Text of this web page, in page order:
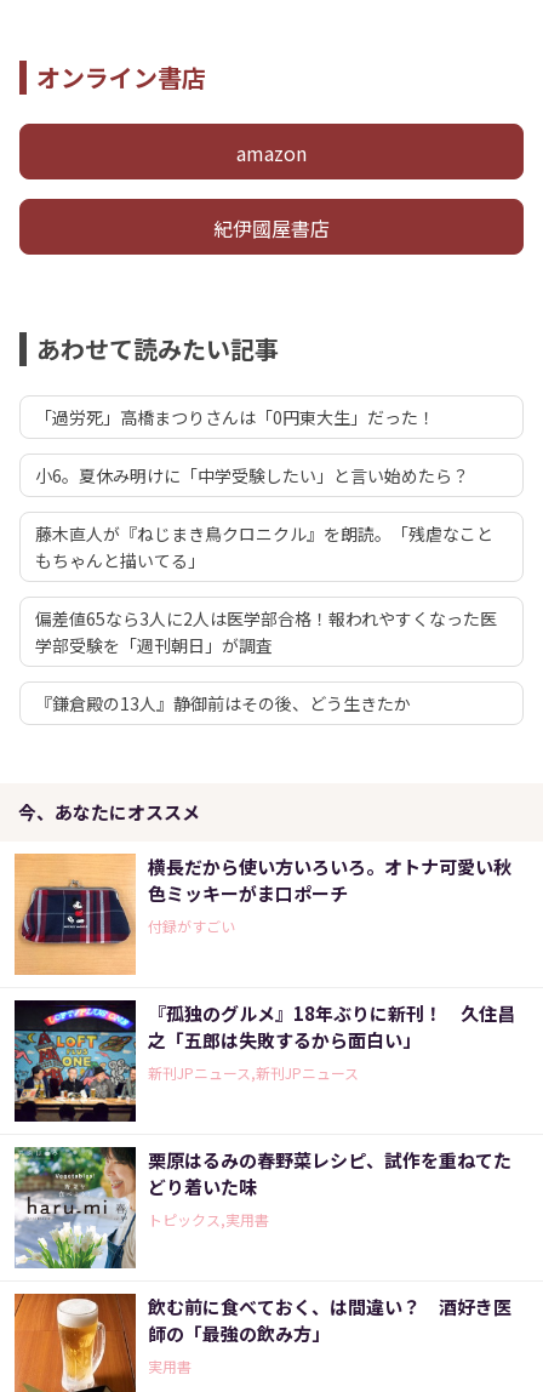
オンライン書店
amazon
紀伊國屋書店
あわせて読みたい記事
「過労死」高橋まつりさんは「0円東大生」だった！
小6。夏休み明けに「中学受験したい」と言い始めたら？
藤木直人が『ねじまき鳥クロニクル』を朗読。「残虐なこと
もちゃんと描いてる」
偏差値65なら3人に2人は医学部合格！報われやすくなった医
学部受験を「週刊朝日」が調査
『鎌倉殿の13人』静御前はその後、どう生きたか
今、あなたにオススメ
横長だから使い方いろいろ。オトナ可愛い秋
色ミッキーがま口ポーチ
付録がすごい
『孤独のグルメ』18年ぶりに新刊！ 久住昌
之「五郎は失敗するから面白い」
新刊JPニュース,新刊JPニュース
栗原はるみの春野菜レシピ、試作を重ねてた
どり着いた味
トピックス,実用書
飲む前に食べておく、は間違い？ 酒好き医
師の「最強の飲み方」
実用書